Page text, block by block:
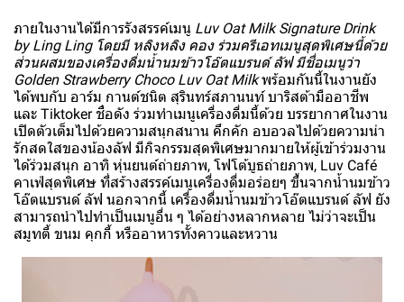
ภายในงานได้มีการรังสรรค์เมนู Luv Oat Milk Signature Drink
by Ling Ling โดยมี หลิงหลิง คอง ร่วมครีเอทเมนูสุดพิเศษนี้ด้วย
ส่วนผสมของเครื่องดื่มน้ำนมข้าวโอ๊ตแบรนด์ ลัฟ มีชื่อเมนูว่า
Golden Strawberry Choco Luv Oat Milkพร้อมกันนี้ในงานยัง
ได้พบกับ อาร์ม กานต์ชนิต สุรินทร์สภานนท์ บาริสต้ามืออาชีพ
และ Tiktoker ชื่อดัง ร่วมทำเมนูเครื่องดื่มนี้ด้วย บรรยากาศในงาน
เปิดตัวเต็มไปด้วยความสนุกสนาน คึกคัก อบอวลไปด้วยความน่า
รักสดใสของน้องลัฟ มีกิจกรรมสุดพิเศษมากมายให้ผู้เข้าร่วมงาน
ได้ร่วมสนุก อาทิ หุ่นยนต์ถ่ายภาพ, โฟโต้บูธถ่ายภาพ, Luv Café
คาเฟ่สุดพิเศษ ที่สร้างสรรค์เมนูเครื่องดื่มอร่อยๆ ขึ้นจากน้ำนมข้าว
โอ๊ตแบรนด์ ลัฟ นอกจากนี้ เครื่องดื่มน้ำนมข้าวโอ๊ตแบรนด์ ลัฟ ยัง
สามารถนำไปทำเป็นเมนูอื่น ๆ ได้อย่างหลากหลาย ไม่ว่าจะเป็น
สมูทตี้ ขนม คุกกี้ หรืออาหารทั้งคาวและหวาน